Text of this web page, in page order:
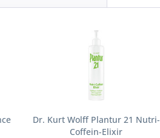
Dr. Kurt Wolff Plantur 21 Nutri-
Coffein-Elixir